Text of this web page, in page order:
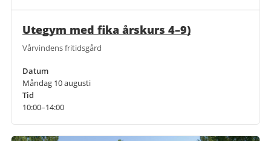
Utegym med fika årskurs 4–9)
Vårvindens fritidsgård
Datum
Måndag 10 augusti
Tid
10:00–14:00